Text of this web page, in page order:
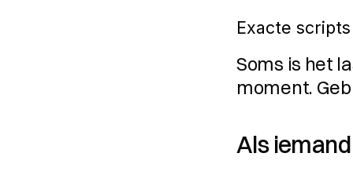
Exacte
Soms is het
moment.
Als